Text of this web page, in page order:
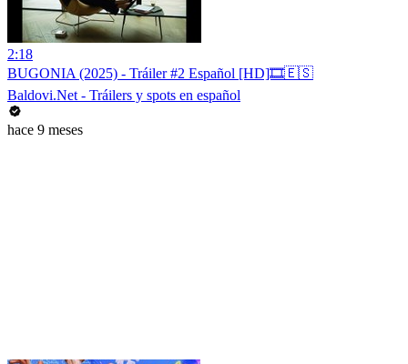
2:18
BUGONIA (2025) - Tráiler #2 Español [HD]🎞️🇪🇸
Baldovi.Net - Tráilers y spots en español
hace 9 meses